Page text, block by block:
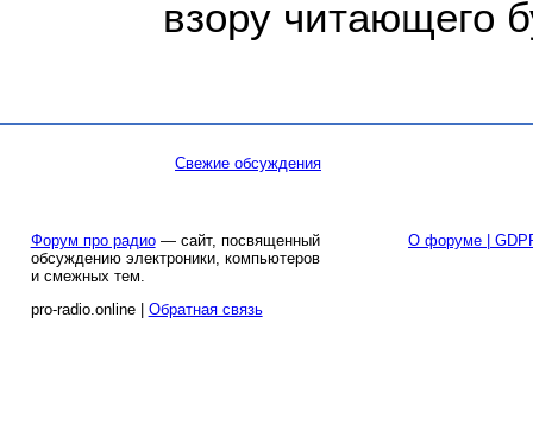
взору читающего
Свежие обсуждения
Форум про радио— сайт, посвященный
обсуждению электроники, компьютеров
и смежных тем.
pro-radio.online | Обратная связь
О форуме |